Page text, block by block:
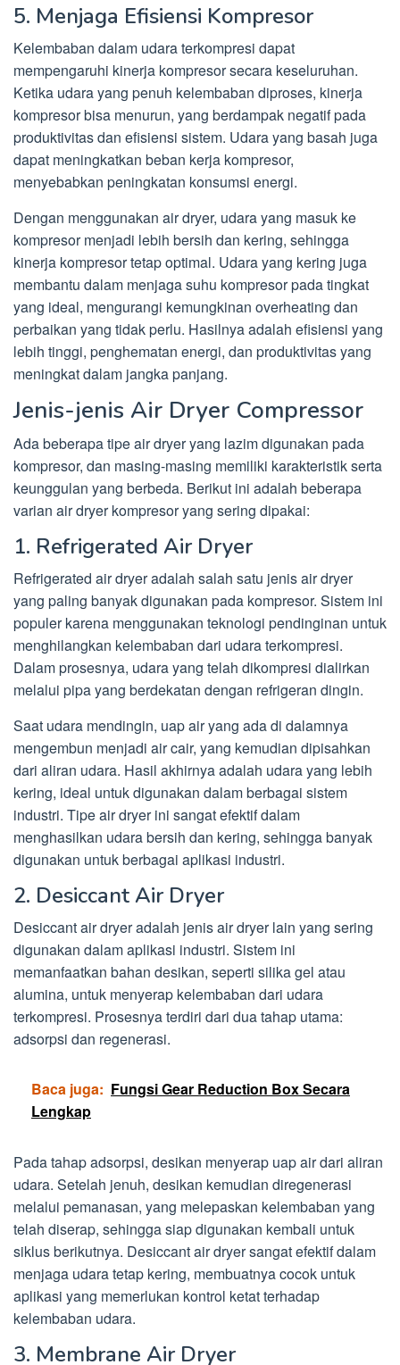
5. Menjaga Efisiensi Kompresor
Kelembaban dalam udara terkompresi dapat
mempengaruhi kinerja kompresor secara keseluruhan.
Ketika udara yang penuh kelembaban diproses, kinerja
kompresor bisa menurun, yang berdampak negatif pada
produktivitas dan efisiensi sistem. Udara yang basah juga
dapat meningkatkan beban kerja kompresor,
menyebabkan peningkatan konsumsi energi.
Dengan menggunakan air dryer, udara yang masuk ke
kompresor menjadi lebih bersih dan kering, sehingga
kinerja kompresor tetap optimal. Udara yang kering juga
membantu dalam menjaga suhu kompresor pada tingkat
yang ideal, mengurangi kemungkinan overheating dan
perbaikan yang tidak perlu. Hasilnya adalah efisiensi yang
lebih tinggi, penghematan energi, dan produktivitas yang
meningkat dalam jangka panjang.
Jenis-jenis Air Dryer Compressor
Ada beberapa tipe air dryer yang lazim digunakan pada
kompresor, dan masing-masing memiliki karakteristik serta
keunggulan yang berbeda. Berikut ini adalah beberapa
varian air dryer kompresor yang sering dipakai:
1. Refrigerated Air Dryer
Refrigerated air dryer adalah salah satu jenis air dryer
yang paling banyak digunakan pada kompresor. Sistem ini
populer karena menggunakan teknologi pendinginan untuk
menghilangkan kelembaban dari udara terkompresi.
Dalam prosesnya, udara yang telah dikompresi dialirkan
melalui pipa yang berdekatan dengan refrigeran dingin.
Saat udara mendingin, uap air yang ada di dalamnya
mengembun menjadi air cair, yang kemudian dipisahkan
dari aliran udara. Hasil akhirnya adalah udara yang lebih
kering, ideal untuk digunakan dalam berbagai sistem
industri. Tipe air dryer ini sangat efektif dalam
menghasilkan udara bersih dan kering, sehingga banyak
digunakan untuk berbagai aplikasi industri.
2. Desiccant Air Dryer
Desiccant air dryer adalah jenis air dryer lain yang sering
digunakan dalam aplikasi industri. Sistem ini
memanfaatkan bahan desikan, seperti silika gel atau
alumina, untuk menyerap kelembaban dari udara
terkompresi. Prosesnya terdiri dari dua tahap utama:
adsorpsi dan regenerasi.
Baca juga: Fungsi Gear Reduction Box Secara
Lengkap
Pada tahap adsorpsi, desikan menyerap uap air dari aliran
udara. Setelah jenuh, desikan kemudian diregenerasi
melalui pemanasan, yang melepaskan kelembaban yang
telah diserap, sehingga siap digunakan kembali untuk
siklus berikutnya. Desiccant air dryer sangat efektif dalam
menjaga udara tetap kering, membuatnya cocok untuk
aplikasi yang memerlukan kontrol ketat terhadap
kelembaban udara.
3. Membrane Air Dryer